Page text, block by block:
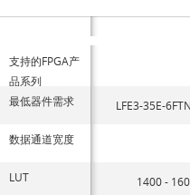
支持的FPGA产
品系列
最低器件需求 LFE3-35E-
数据通道宽度
LUT 1400 -